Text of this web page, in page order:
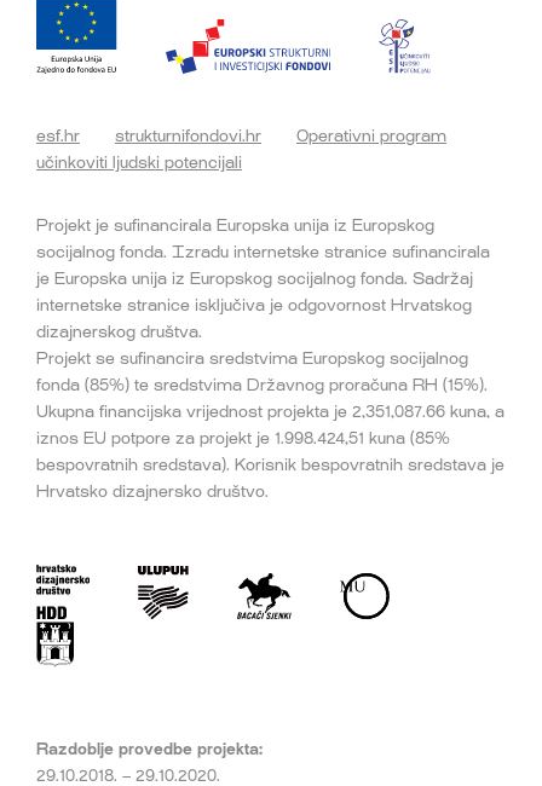
esf.hr strukturnifondovi.hr
Operativni program
učinkoviti ljudski potencijali
Projekt je sufinancirala Europska unija iz Europskog
socijalnog fonda. Izradu internetske stranice sufinancirala
je Europska unija iz Europskog socijalnog fonda. Sadržaj
internetske stranice isključiva je odgovornost Hrvatskog
dizajnerskog društva.
Projekt se sufinancira sredstvima Europskog socijalnog
fonda (85%) te sredstvima Državnog proračuna RH (15%).
Ukupna financijska vrijednost projekta je 2,351,087.66 kuna, a
iznos EU potpore za projekt je 1.998.424,51 kuna (85%
bespovratnih sredstava). Korisnik bespovratnih sredstava je
Hrvatsko dizajnersko društvo.
Razdoblje provedbe projekta:
29.10.2018. – 29.10.2020.